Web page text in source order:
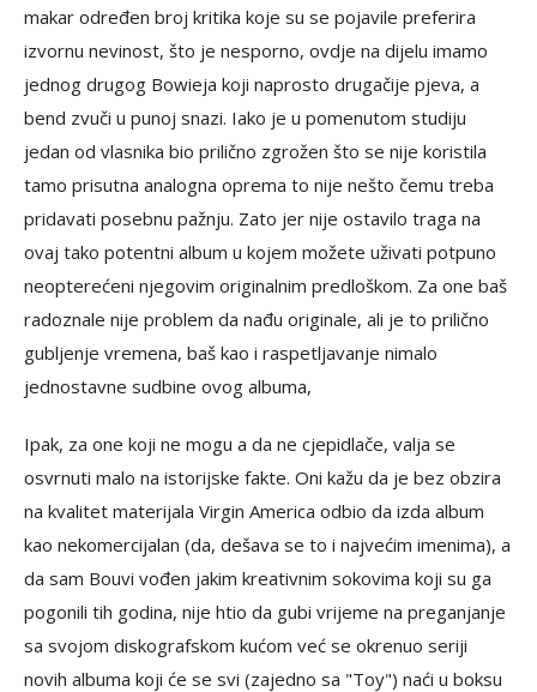
makar određen broj kritika koje su se pojavile preferira
izvornu nevinost, što je nesporno, ovdje na dijelu imamo
jednog drugog Bowieja koji naprosto drugačije pjeva, a
bend zvuči u punoj snazi. Iako je u pomenutom studiju
jedan od vlasnika bio prilično zgrožen što se nije koristila
tamo prisutna analogna oprema to nije nešto čemu treba
pridavati posebnu pažnju. Zato jer nije ostavilo traga na
ovaj tako potentni album u kojem možete uživati potpuno
neopterećeni njegovim originalnim predloškom. Za one baš
radoznale nije problem da nađu originale, ali je to prilično
gubljenje vremena, baš kao i raspetljavanje nimalo
jednostavne sudbine ovog albuma,
Ipak, za one koji ne mogu a da ne cjepidlače, valja se
osvrnuti malo na istorijske fakte. Oni kažu da je bez obzira
na kvalitet materijala Virgin America odbio da izda album
kao nekomercijalan (da, dešava se to i najvećim imenima), a
da sam Bouvi vođen jakim kreativnim sokovima koji su ga
pogonili tih godina, nije htio da gubi vrijeme na preganjanje
sa svojom diskografskom kućom već se okrenuo seriji
novih albuma koji će se svi (zajedno sa "Toy") naći u boksu